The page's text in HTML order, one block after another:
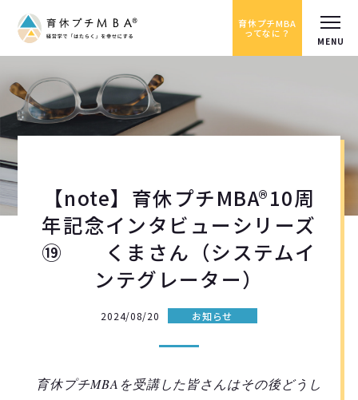
育休プチMBA
ってなに？
【note】育休プチMBA®10周
年記念インタビューシリーズ
⑲ くまさん（システムイ
ンテグレーター）
2024/08/20 お知らせ
育休プチMBAを受講した皆さんはその後どうし